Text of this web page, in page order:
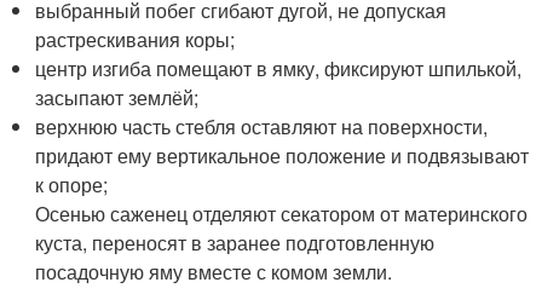
выбранный побег сгибают дугой, не допуская
растрескивания коры;
центр изгиба помещают в ямку, фиксируют шпилькой,
засыпают землёй;
верхнюю часть стебля оставляют на поверхности,
придают ему вертикальное положение и подвязывают
к опоре;
Осенью саженец отделяют секатором от материнского
куста, переносят в заранее подготовленную
посадочную яму вместе с комом земли.